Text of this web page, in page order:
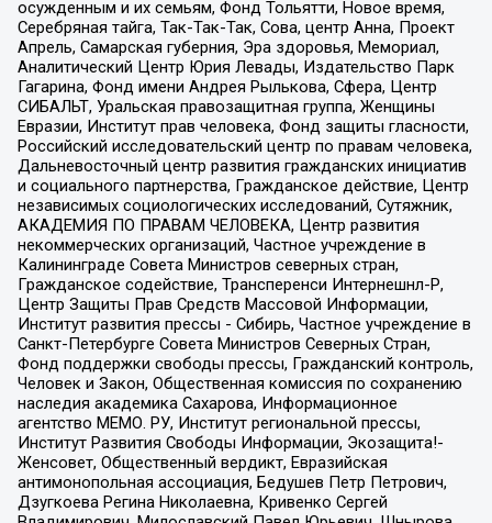
осужденным и их семьям, Фонд Тольятти, Новое время,
Серебряная тайга, Так-Так-Так, Сова, центр Анна, Проект
Апрель, Самарская губерния, Эра здоровья, Мемориал,
Аналитический Центр Юрия Левады, Издательство Парк
Гагарина, Фонд имени Андрея Рылькова, Сфера, Центр
СИБАЛЬТ, Уральская правозащитная группа, Женщины
Евразии, Институт прав человека, Фонд защиты гласности,
Российский исследовательский центр по правам человека,
Дальневосточный центр развития гражданских инициатив
и социального партнерства, Гражданское действие, Центр
независимых социологических исследований, Сутяжник,
АКАДЕМИЯ ПО ПРАВАМ ЧЕЛОВЕКА, Центр развития
некоммерческих организаций, Частное учреждение в
Калининграде Совета Министров северных стран,
Гражданское содействие, Трансперенси Интернешнл-Р,
Центр Защиты Прав Средств Массовой Информации,
Институт развития прессы - Сибирь, Частное учреждение в
Санкт-Петербурге Совета Министров Северных Стран,
Фонд поддержки свободы прессы, Гражданский контроль,
Человек и Закон, Общественная комиссия по сохранению
наследия академика Сахарова, Информационное
агентство МЕМО. РУ, Институт региональной прессы,
Институт Развития Свободы Информации, Экозащита!-
Женсовет, Общественный вердикт, Евразийская
антимонопольная ассоциация, Бедушев Петр Петрович,
Дзугкоева Регина Николаевна, Кривенко Сергей